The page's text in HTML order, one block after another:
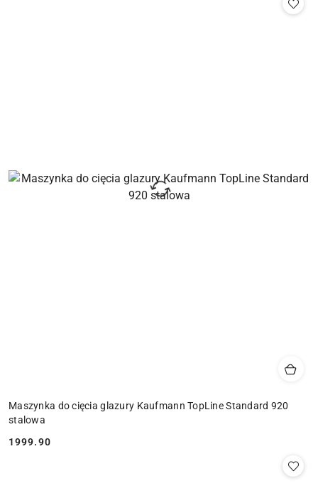
Maszynka do cięcia glazury Kaufmann TopLine Standard 920
stalowa
Cena:
1999.90